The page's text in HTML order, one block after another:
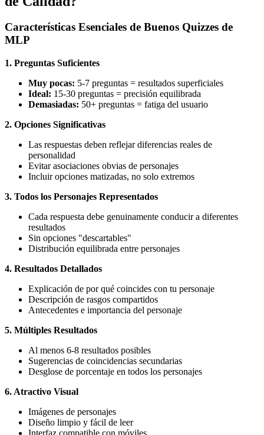
Características Esenciales de Buenos Quizzes de
MLP
1. Preguntas Suficientes
Muy pocas: 5-7 preguntas = resultados superficiales
Ideal: 15-30 preguntas = precisión equilibrada
Demasiadas: 50+ preguntas = fatiga del usuario
2. Opciones Significativas
Las respuestas deben reflejar diferencias reales de
personalidad
Evitar asociaciones obvias de personajes
Incluir opciones matizadas, no solo extremos
3. Todos los Personajes Representados
Cada respuesta debe genuinamente conducir a diferentes
resultados
Sin opciones "descartables"
Distribución equilibrada entre personajes
4. Resultados Detallados
Explicación de por qué coincides con tu personaje
Descripción de rasgos compartidos
Antecedentes e importancia del personaje
5. Múltiples Resultados
Al menos 6-8 resultados posibles
Sugerencias de coincidencias secundarias
Desglose de porcentaje en todos los personajes
6. Atractivo Visual
Imágenes de personajes
Diseño limpio y fácil de leer